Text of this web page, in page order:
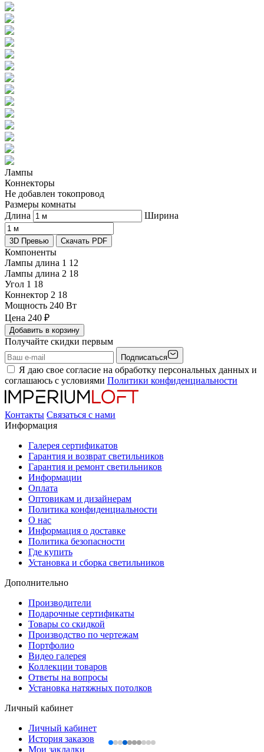
Лампы
Коннекторы
Не добавлен токопровод
Размеры комнаты
Длина
Ширина
3D Превью Скачать PDF
Компоненты
Лампы длина 1 12
Лампы длина 2 18
Угол 1 18
Коннектор 2 18
Мощность 240 Вт
Цена 240 ₽
Добавить в корзину
Получайте скидки первым
Подписаться
Я даю свое согласие на обработку персональных данных и
соглашаюсь с условиями Политики конфиденциальности
Контакты Связаться с нами
Информация
Галерея сертификатов
Гарантия и возврат светильников
Гарантия и ремонт светильников
Информации
Оплата
Оптовикам и дизайнерам
Политика конфиденциальности
О нас
Информация о доставке
Политика безопасности
Где купить
Установка и сборка светильников
Дополнительно
Производители
Подарочные сертификаты
Товары со скидкой
Производство по чертежам
Портфолио
Видео галерея
Коллекции товаров
Ответы на вопросы
Установка натяжных потолков
Личный кабинет
Личный кабинет
История заказов
Мои закладки